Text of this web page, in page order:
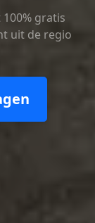
gratis
uit de regio